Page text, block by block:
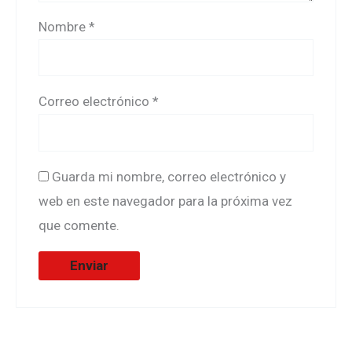
Nombre*
Correo electrónico*
Guarda mi nombre, correo electrónico y
web en este navegador para la próxima vez
que comente.